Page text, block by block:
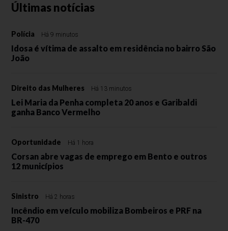
Últimas notícias
Polícia Há 9 minutos
Idosa é vítima de assalto em residência no bairro São
João
Direito das Mulheres Há 13 minutos
Lei Maria da Penha completa 20 anos e Garibaldi
ganha Banco Vermelho
Oportunidade Há 1 hora
Corsan abre vagas de emprego em Bento e outros
12 municípios
Sinistro Há 2 horas
Incêndio em veículo mobiliza Bombeiros e PRF na
BR-470